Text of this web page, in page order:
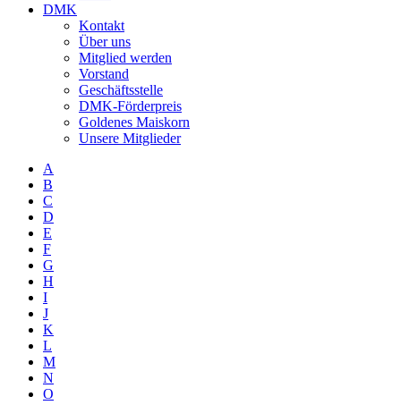
DMK
Kontakt
Über uns
Mitglied werden
Vorstand
Geschäftsstelle
DMK-Förderpreis
Goldenes Maiskorn
Unsere Mitglieder
A
B
C
D
E
F
G
H
I
J
K
L
M
N
O